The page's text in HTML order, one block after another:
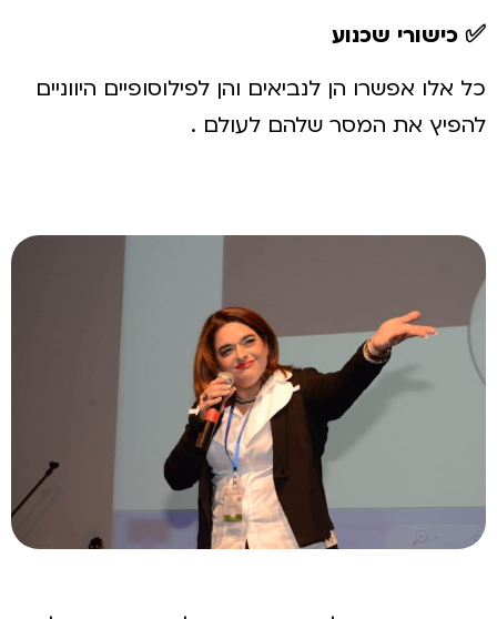
✅ כישורי שכנוע
כל אלו אפשרו הן לנביאים והן לפילוסופיים היווניים
להפיץ את המסר שלהם לעולם .